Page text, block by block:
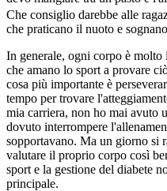
Che consiglio darebbe alle
che praticano il nuoto e
In generale, ogni corpo è
che amano lo sport a provare
cosa più importante è
tempo per trovare
mia carriera, non ho mai avuto
dovuto interrompere
sopportavano. Ma un giorno si
valutare il proprio corpo così
sport e la gestione del diabete
principale.